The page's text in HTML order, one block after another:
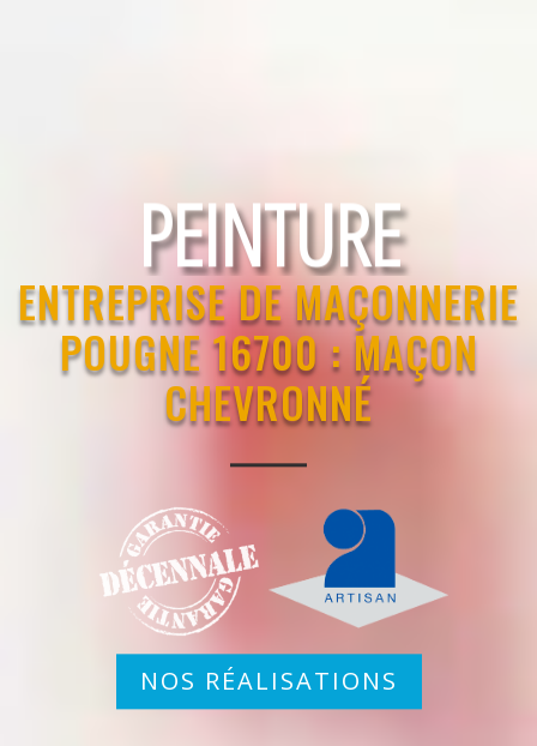
RAVALEMENT
ENTREPRISE DE MAÇONNERIE
POUGNE 16700 : MAÇON
CHEVRONNÉ
NOS RÉALISATIONS